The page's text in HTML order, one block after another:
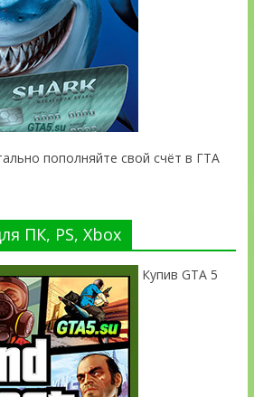
пополняйте свой счёт в ГТА
ПК, PS, Xbox
Купив GTA 5